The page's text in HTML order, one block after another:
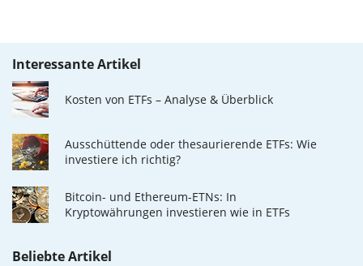
Interessante Artikel
Kosten von ETFs – Analyse & Überblick
Ausschüttende oder thesaurierende ETFs: Wie
investiere ich richtig?
Bitcoin- und Ethereum-ETNs: In
Kryptowährungen investieren wie in ETFs
Beliebte Artikel